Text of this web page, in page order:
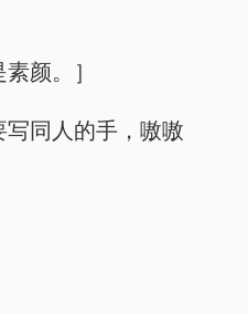
颜。］
写同人的手，嗷嗷